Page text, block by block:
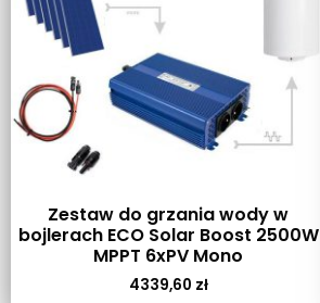
Zestaw do grzania wody w
bojlerach ECO Solar Boost 2500W
MPPT 6xPV Mono
4339,60 zł